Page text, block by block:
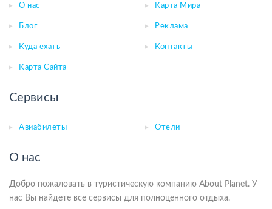
О нас Карта Мира
Блог Реклама
Куда ехать Контакты
Карта Сайта
Сервисы
Авиабилеты Отели
О нас
Добро пожаловать в туристическую компанию About Planet. У
нас Вы найдете все сервисы для полноценного отдыха.